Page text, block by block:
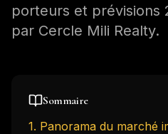
porteurs et prévisions
par Cercle Mili Realty.
Sommaire
1. Panorama du marché